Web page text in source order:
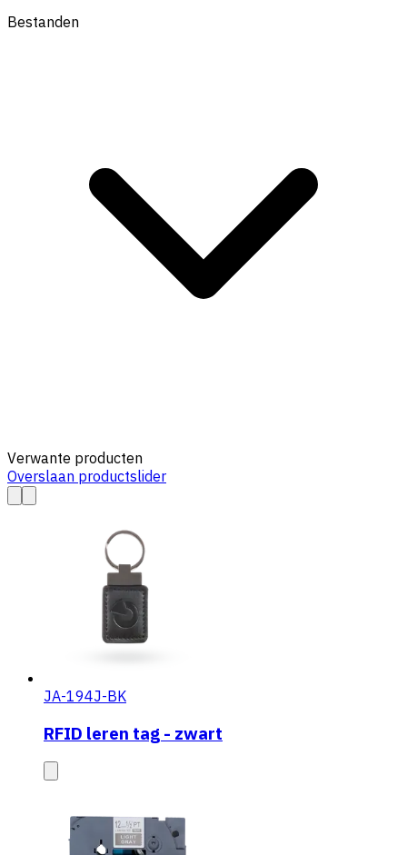
Bestanden
Verwante producten
Overslaan productslider
JA-194J-BK
RFID leren tag - zwart